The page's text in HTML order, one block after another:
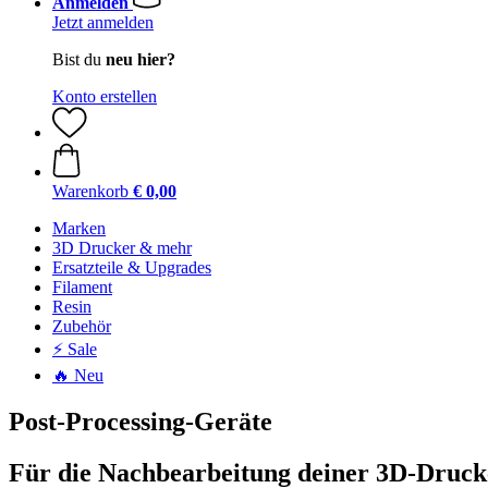
Jetzt anmelden
Bist du neu hier?
Konto erstellen
Warenkorb € 0,00
Marken
3D Drucker & mehr
Ersatzteile & Upgrades
Filament
Resin
Zubehör
⚡ Sale
🔥 Neu
Post-Processing-Geräte
Für die Nachbearbeitung deiner 3D-